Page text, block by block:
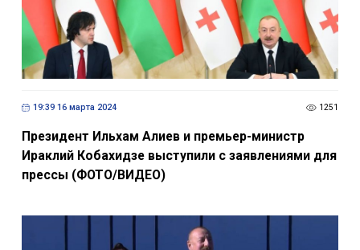
19:39 16 марта 2024 1251
Президент Ильхам Алиев и премьер-министр
Ираклий Кобахидзе выступили с заявлениями для
прессы (ФОТО/ВИДЕО)